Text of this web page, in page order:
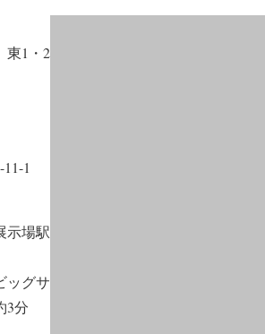
1・2・
1
場駅」
グサイ
3分